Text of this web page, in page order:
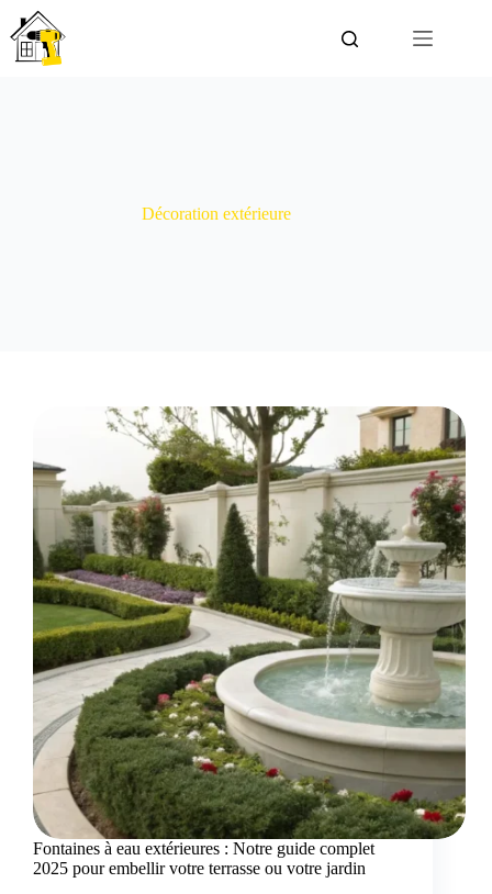
Passer
au
contenu
Décoration extérieure
Fontaines à eau extérieures : Notre guide complet
2025 pour embellir votre terrasse ou votre jardin